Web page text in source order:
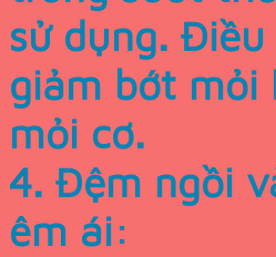
sử dụng.
giảm bớt mỏi
mỏi cơ.
4. Đệm ngồi
êm ái: